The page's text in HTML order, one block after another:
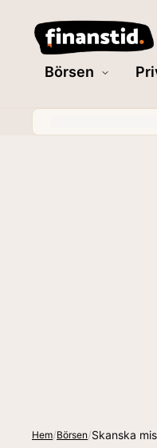
Börsen
Hem/Börsen/Skanska